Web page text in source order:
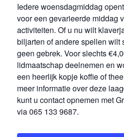
Iedere woensdagmiddag
voor een gevarieerde middag
activiteiten. Of u nu wilt
biljarten of andere spellen wilt
geen gebrek. Voor slechts
lidmaatschap deelnemen en
een heerlijk kopje koffie of
meer informatie over deze
kunt u contact opnemen met
via065 133 9687.